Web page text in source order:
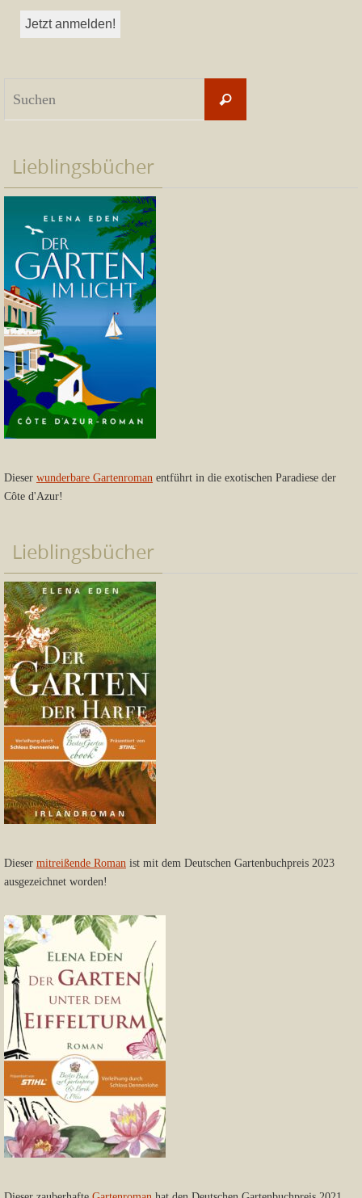
Suchen
Lieblingsbücher
Dieser wunderbare Gartenroman entführt in die exotischen Paradiese der
Côte d'Azur!
Lieblingsbücher
Dieser mitreißende Roman ist mit dem Deutschen Gartenbuchpreis 2023
ausgezeichnet worden!